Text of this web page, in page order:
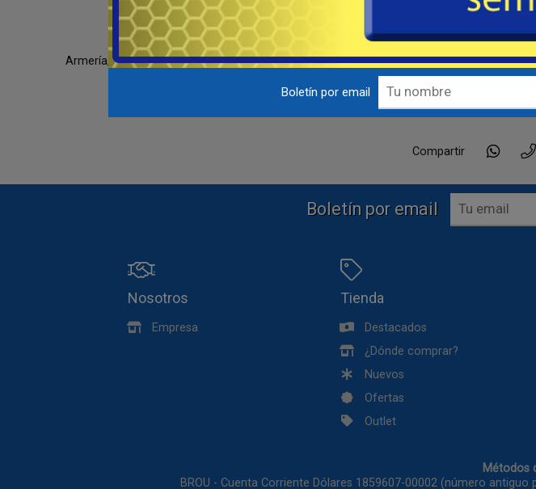
Armería, Tiempo Libre & Accesorios 092 220 107 WhatsApp
Boletín por email
Compartir
Boletín por email
Nosotros
Empresa
Tienda
Destacados
¿Dónde comprar?
Nuevos
Ofertas
Outlet
Métodos
BROU - Cuenta Corriente Dólares 1859607-00002 (número